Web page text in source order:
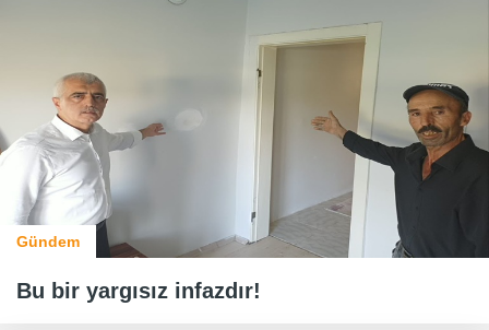
Gündem
Bu bir yargısız infazdır!